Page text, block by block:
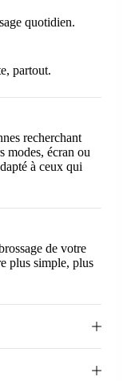
quotidien.
partout.
recherchant
modes, écran ou
à ceux qui
de votre
plus simple, plus